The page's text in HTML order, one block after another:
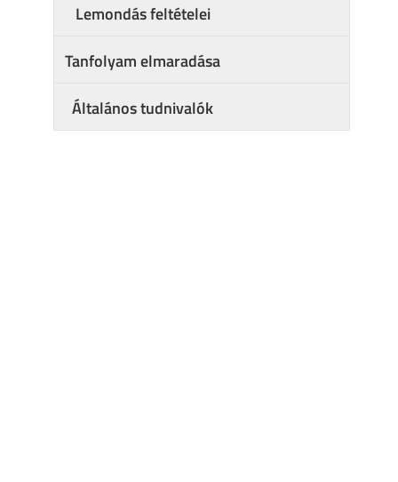
Lemondás feltételei
Tanfolyam elmaradása
Általános tudnivalók